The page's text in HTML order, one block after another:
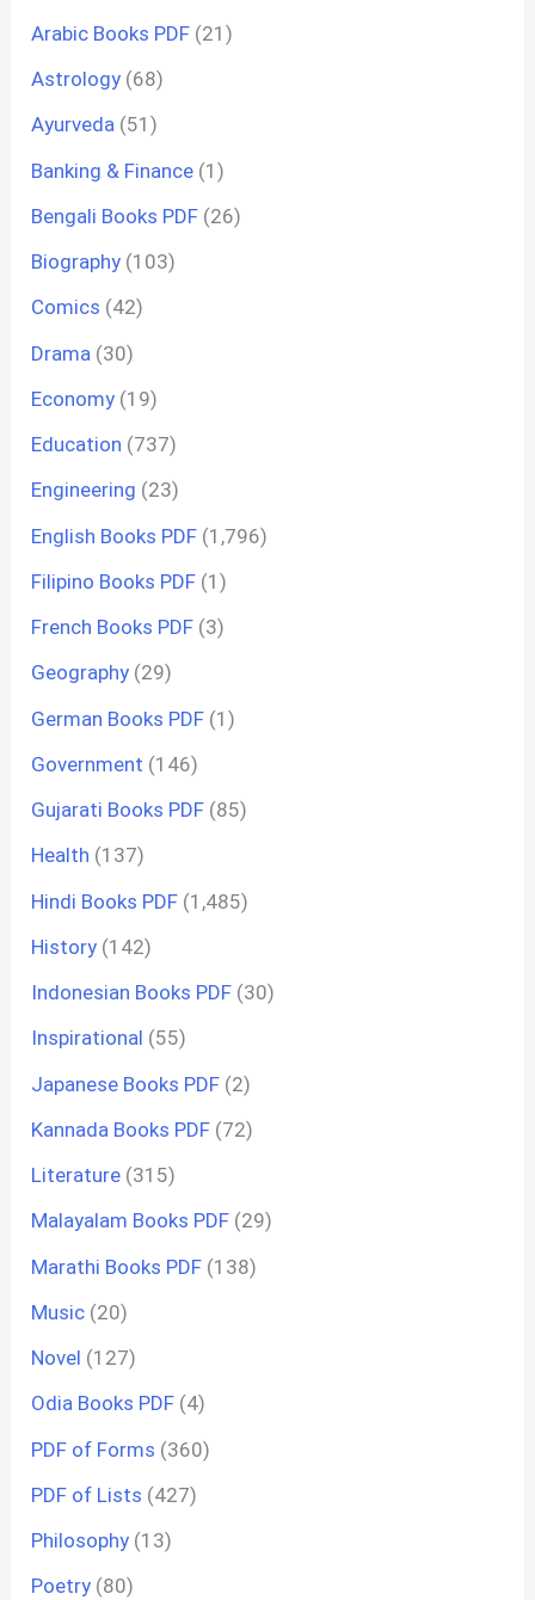
Arabic Books PDF (21)
Astrology (68)
Ayurveda (51)
Banking & Finance (1)
Bengali Books PDF (26)
Biography (103)
Comics (42)
Drama (30)
Economy (19)
Education (737)
Engineering (23)
English Books PDF (1,796)
Filipino Books PDF (1)
French Books PDF (3)
Geography (29)
German Books PDF (1)
Government (146)
Gujarati Books PDF (85)
Health (137)
Hindi Books PDF (1,485)
History (142)
Indonesian Books PDF (30)
Inspirational (55)
Japanese Books PDF (2)
Kannada Books PDF (72)
Literature (315)
Malayalam Books PDF (29)
Marathi Books PDF (138)
Music (20)
Novel (127)
Odia Books PDF (4)
PDF of Forms (360)
PDF of Lists (427)
Philosophy (13)
Poetry (80)